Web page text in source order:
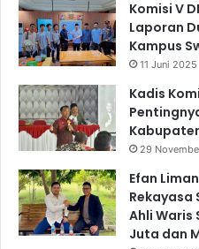
Komisi V
Laporan
Kampus
11 Juni 2025
Kadis
29
Efan
Rekayasa
Ahli Waris
Juta dan